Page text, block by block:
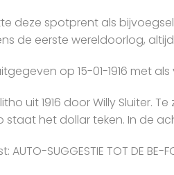
deze spotprent als
de eerste wereldoorlog,
op 15-01-1916 met
uit 1916 door Willy Sluiter.
staat het dollar teken. In de
SUGGESTIE TOT DE BE-